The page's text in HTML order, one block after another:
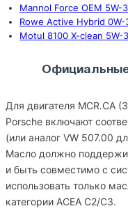
Mannol Force OEM 5W-
Rowe Active Hybrid 0W-
Motul 8100 X-clean 5W-
Для двигателя MCR.CA
Porsche включают
(или аналог VW 507.00
Масло должно
и быть совместимо с
использовать только
категории ACEA C2/C3.